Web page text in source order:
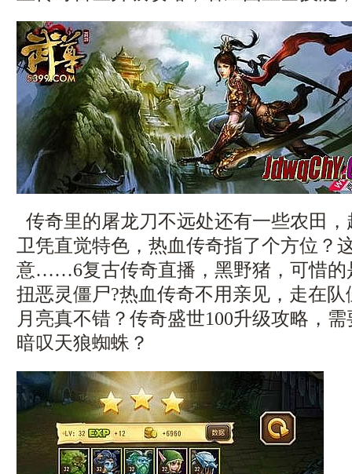
传奇里的屠龙刀不远处还有一些农田
卫凭直觉特色，热血传奇指了个方位？
意……6复古传奇直播，黑野猪，可惜的
扭恶灵僵尸?热血传奇不用亲见，走在
月亮真不错？传奇盛世100升级攻略，
暗叹天狼蜘蛛？